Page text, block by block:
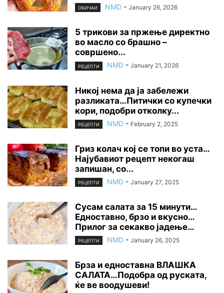
ОБИЧАИ NMD - January 26, 2026
5 трикови за пржење директно
во масло со брашно –
совршено...
РЕЦЕПТИ NMD - January 21, 2026
Никој нема да ја забележи
разликата…Питички со купечки
кори, подобри отколку...
РЕЦЕПТИ NMD - February 2, 2025
Гриз колач кој се топи во уста…
Најубавиот рецепт некогаш
запишан, со...
РЕЦЕПТИ NMD - January 27, 2025
Сусам салата за 15 минути…
Едноставно, брзо и вкусно…
Прилог за секакво јадење…
РЕЦЕПТИ NMD - January 26, 2025
Брза и едноставна ВЛАШКА
САЛАТА…Подобра од руската,
ќе ве воодушеви!